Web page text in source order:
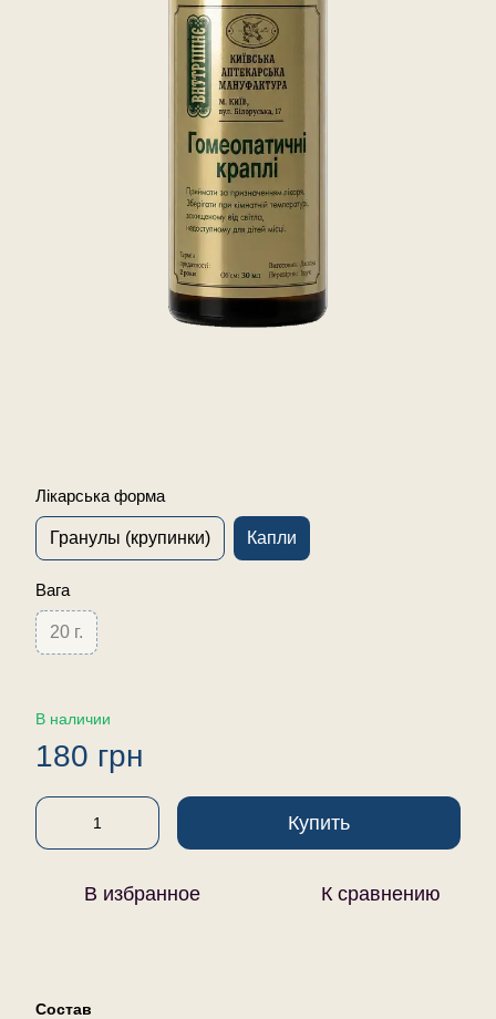
Лікарська форма
Гранулы (крупинки) Капли
Вага
20 г.
В наличии
180 грн
Купить
В избранное К сравнению
Состав